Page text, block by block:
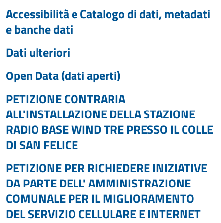
Accessibilità e Catalogo di dati, metadati
e banche dati
Dati ulteriori
Open Data (dati aperti)
PETIZIONE CONTRARIA
ALL'INSTALLAZIONE DELLA STAZIONE
RADIO BASE WIND TRE PRESSO IL COLLE
DI SAN FELICE
PETIZIONE PER RICHIEDERE INIZIATIVE
DA PARTE DELL' AMMINISTRAZIONE
COMUNALE PER IL MIGLIORAMENTO
DEL SERVIZIO CELLULARE E INTERNET